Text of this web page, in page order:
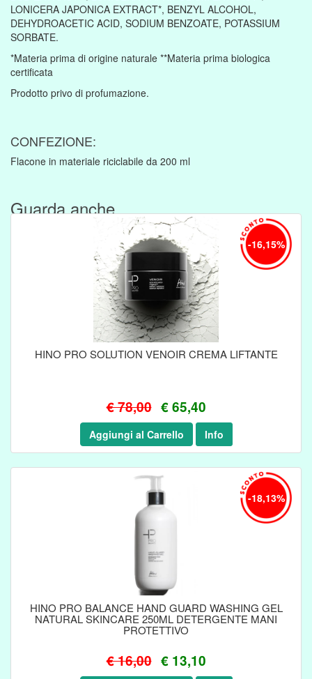
LONICERA JAPONICA EXTRACT*, BENZYL ALCOHOL,
DEHYDROACETIC ACID, SODIUM BENZOATE, POTASSIUM
SORBATE.
*Materia prima di origine naturale **Materia prima biologica
certificata
Prodotto privo di profumazione.
CONFEZIONE:
Flacone in materiale riciclabile da 200 ml
Guarda anche....
HINO PRO SOLUTION VENOIR CREMA LIFTANTE
€ 78,00 € 65,40
Aggiungi al Carrello Info
-16,15%
HINO PRO BALANCE HAND GUARD WASHING GEL
NATURAL SKINCARE 250ML DETERGENTE MANI
PROTETTIVO
€ 16,00 € 13,10
-18,13%